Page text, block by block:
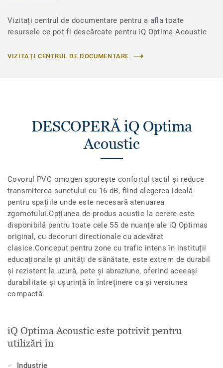
Vizitați centrul de documentare pentru a afla toate
resursele ce pot fi descărcate pentru iQ Optima Acoustic
VIZITAȚI CENTRUL DE DOCUMENTARE
DESCOPERĂ iQ Optima
Acoustic
Covorul PVC omogen sporește confortul tactil și reduce
transmiterea sunetului cu 16 dB, fiind alegerea ideală
pentru spațiile unde este necesară atenuarea
zgomotului.Opțiunea de produs acustic la cerere este
disponibilă pentru toate cele 55 de nuanțe ale iQ Optimas
original, cu decoruri directionale cu adevărat
clasice.Conceput pentru zone cu trafic intens în instituții
educaționale și unități de sănătate, este extrem de durabil
și rezistent la uzură, pete și abraziune, oferind aceeași
durabilitate și ușurință în întreținere ca și versiunea
compactă.
iQ Optima Acoustic este potrivit pentru
utilizări în
Industrie